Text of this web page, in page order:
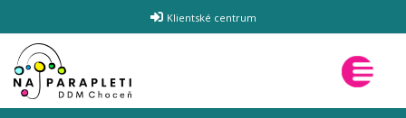
Klientské centrum